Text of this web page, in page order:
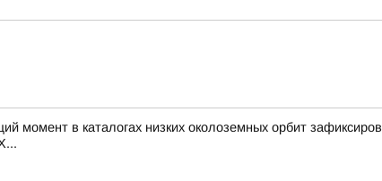
момент в каталогах низких околоземных орбит